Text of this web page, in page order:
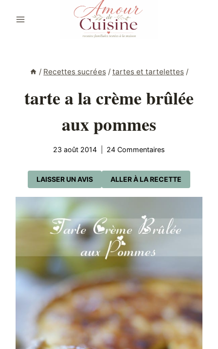
/ Recettes sucrées / tartes et tartelettes /
tarte a la crème brûlée
aux pommes
23 août 2014 24 Commentaires
ALLER À LA RECETTE
LAISSER UN AVIS